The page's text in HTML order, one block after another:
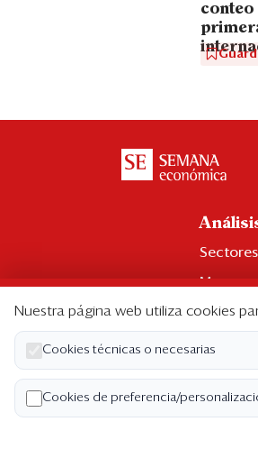
conteo
Ranking
Blogs
Nuestra página web utiliza cookies
Cookies técnicas o necesarias
Cookies de preferencia/